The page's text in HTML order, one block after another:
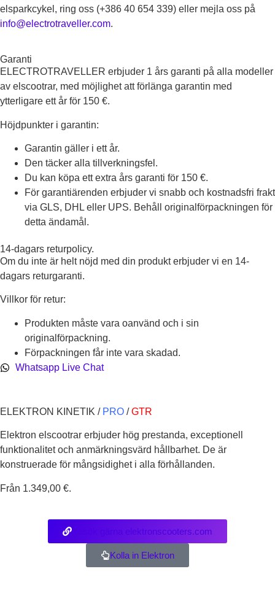
elsparkcykel, ring oss (+386 40 654 339) eller mejla oss på
info@electrotraveller.com.
Garanti
ELECTROTRAVELLER erbjuder 1 års garanti på alla modeller
av elscootrar, med möjlighet att förlänga garantin med
ytterligare ett år för 150 €.
Höjdpunkter i garantin:
Garantin gäller i ett år.
Den täcker alla tillverkningsfel.
Du kan köpa ett extra års garanti för 150 €.
För garantiärenden erbjuder vi snabb och kostnadsfri frakt
via GLS, DHL eller UPS. Behåll originalförpackningen för
detta ändamål.
14-dagars returpolicy.
Om du inte är helt nöjd med din produkt erbjuder vi en 14-
dagars returgaranti.
Villkor för retur:
Produkten måste vara oanvänd och i sin
originalförpackning.
Förpackningen får inte vara skadad.
Whatsapp Live Chat
ELEKTRON KINETIK / PRO /GTR
Elektron elscootrar erbjuder hög prestanda, exceptionell
funktionalitet och anmärkningsvärd hållbarhet. De är
konstruerade för mångsidighet i alla förhållanden.
Från 1.349,00 €.
Besök gärna elektronscooters.com
Kolla in Elektron